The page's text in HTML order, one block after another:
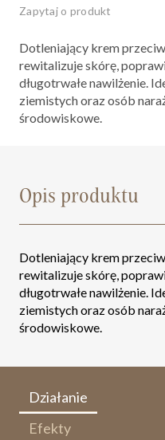
Zapytaj o produkt
Dotleniający krem
rewitalizuje skórę,
długotrwałe nawilżenie.
ziemistych oraz osób
środowiskowe.
Opis produktu
Dotleniający krem
rewitalizuje skórę,
długotrwałe nawilżenie.
ziemistych oraz osób
środowiskowe.
Działanie
Efekty